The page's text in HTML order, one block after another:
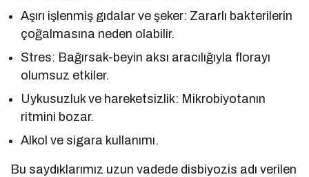
Aşırı işlenmiş gıdalar ve şeker: Zararlı bakterilerin
çoğalmasına neden olabilir.
Stres: Bağırsak-beyin aksı aracılığıyla florayı
olumsuz etkiler.
Uykusuzluk ve hareketsizlik: Mikrobiyotanın
ritmini bozar.
Alkol ve sigara kullanımı.
Bu saydıklarımız uzun vadede disbiyozis adı verilen